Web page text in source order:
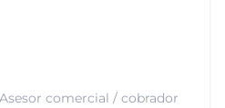
comercial / cobrador